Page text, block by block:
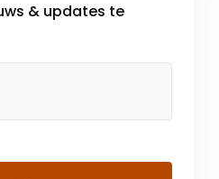
& updates te